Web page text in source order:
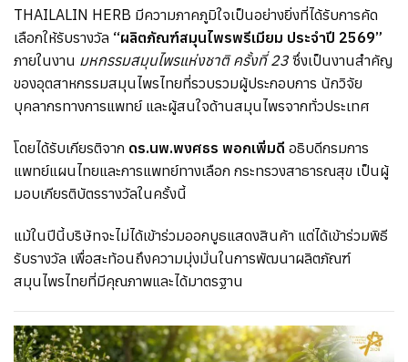
THAILALIN HERB มีความภาคภูมิใจเป็นอย่างยิ่งที่ได้รับการคัด
เลือกให้รับรางวัล “ผลิตภัณฑ์สมุนไพรพรีเมียม ประจำปี 2569”
ภายในงาน มหกรรมสมุนไพรแห่งชาติ ครั้งที่ 23 ซึ่งเป็นงานสำคัญ
ของอุตสาหกรรมสมุนไพรไทยที่รวบรวมผู้ประกอบการ นักวิจัย
บุคลากรทางการแพทย์ และผู้สนใจด้านสมุนไพรจากทั่วประเทศ
โดยได้รับเกียรติจาก ดร.นพ.พงศธร พอกเพิ่มดี อธิบดีกรมการ
แพทย์แผนไทยและการแพทย์ทางเลือก กระทรวงสาธารณสุข เป็นผู้
มอบเกียรติบัตรรางวัลในครั้งนี้
แม้ในปีนี้บริษัทจะไม่ได้เข้าร่วมออกบูธแสดงสินค้า แต่ได้เข้าร่วมพิธี
รับรางวัล เพื่อสะท้อนถึงความมุ่งมั่นในการพัฒนาผลิตภัณฑ์
สมุนไพรไทยที่มีคุณภาพและได้มาตรฐาน